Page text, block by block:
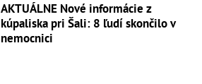
AKTUÁLNE Nové informácie z
kúpaliska pri Šali: 8 ľudí skončilo v
nemocnici